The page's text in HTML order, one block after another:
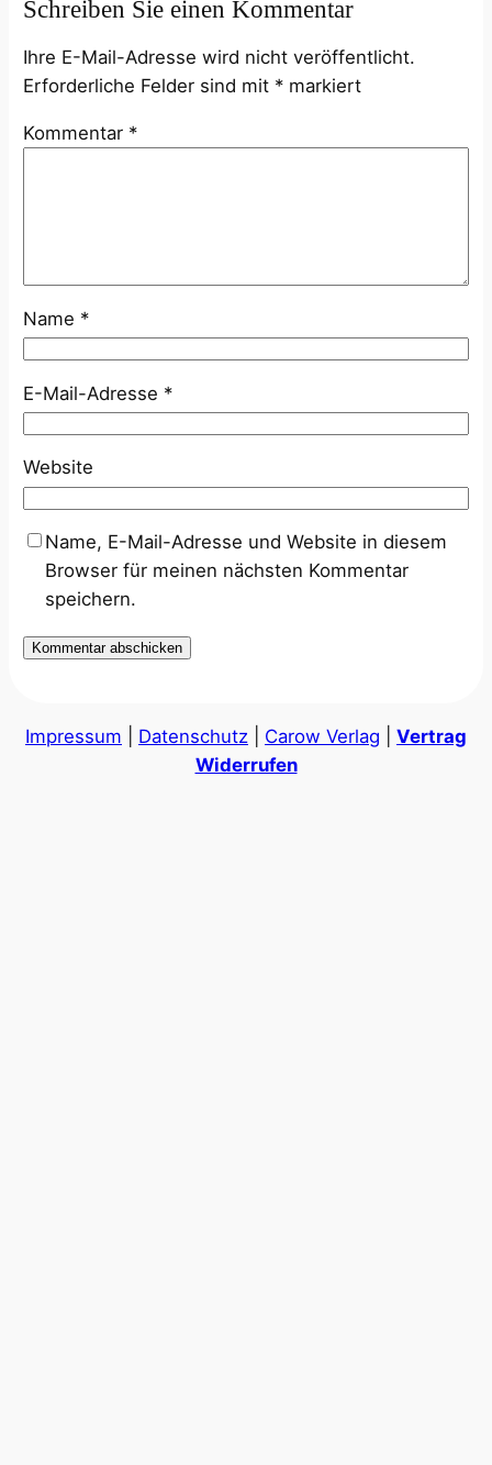
Schreiben Sie einen Kommentar
Ihre E-Mail-Adresse wird nicht veröffentlicht.
Erforderliche Felder sind mit * markiert
Kommentar *
Name *
E-Mail-Adresse *
Website
Name, E-Mail-Adresse und Website in diesem
Browser für meinen nächsten Kommentar
speichern.
Impressum Datenschutz Carow Verlag
Vertrag
Widerrufen